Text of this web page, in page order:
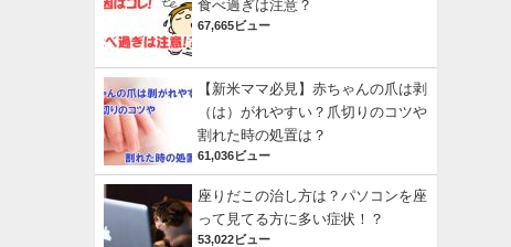
食べ過ぎは注意？
67,665ビュー
【新米ママ必見】赤ちゃんの爪は剥
（は）がれやすい？爪切りのコツや
割れた時の処置は？
61,036ビュー
座りだこの治し方は？パソコンを座
って見てる方に多い症状！？
53,022ビュー